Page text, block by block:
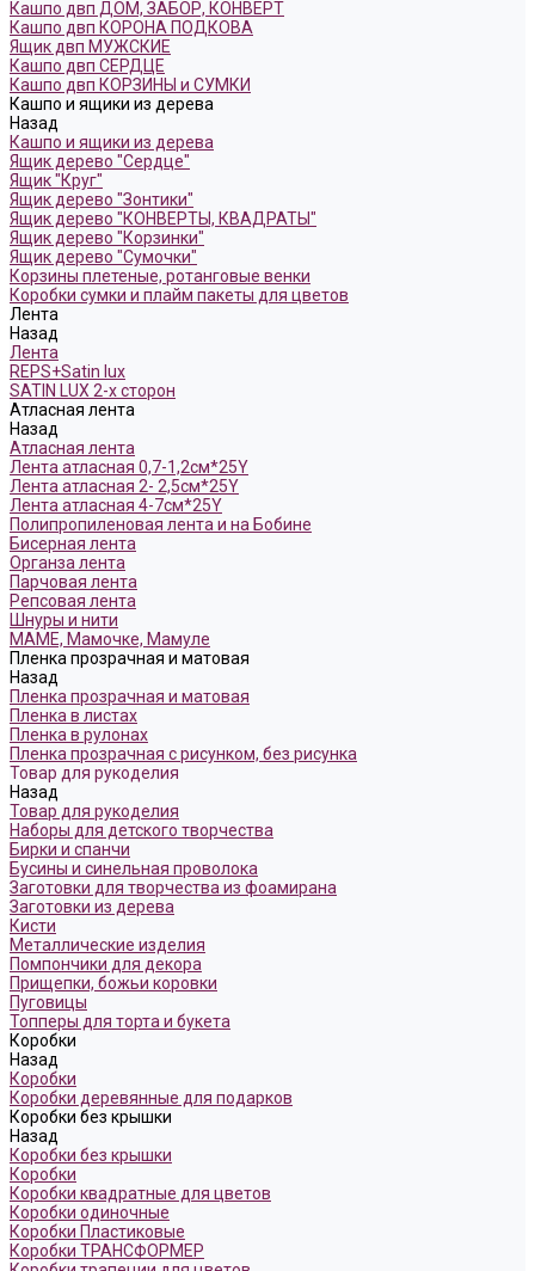
Кашпо двп ДОМ, ЗАБОР, КОНВЕРТ
Кашпо двп КОРОНА ПОДКОВА
Ящик двп МУЖСКИЕ
Кашпо двп СЕРДЦЕ
Кашпо двп КОРЗИНЫ и СУМКИ
Кашпо и ящики из дерева
Назад
Кашпо и ящики из дерева
Ящик дерево "Сердце"
Ящик "Круг"
Ящик дерево "Зонтики"
Ящик дерево "КОНВЕРТЫ, КВАДРАТЫ"
Ящик дерево "Корзинки"
Ящик дерево "Сумочки"
Корзины плетеные, ротанговые венки
Коробки сумки и плайм пакеты для цветов
Лента
Назад
Лента
REPS+Satin lux
SATIN LUX 2-х сторон
Атласная лента
Назад
Атласная лента
Лента атласная 0,7-1,2см*25Y
Лента атласная 2- 2,5см*25Y
Лента атласная 4-7см*25Y
Полипропиленовая лента и на Бобине
Бисерная лента
Органза лента
Парчовая лента
Репсовая лента
Шнуры и нити
МАМЕ, Мамочке, Мамуле
Пленка прозрачная и матовая
Назад
Пленка прозрачная и матовая
Пленка в листах
Пленка в рулонах
Пленка прозрачная с рисунком, без рисунка
Товар для рукоделия
Назад
Товар для рукоделия
Наборы для детского творчества
Бирки и спанчи
Бусины и синельная проволока
Заготовки для творчества из фоамирана
Заготовки из дерева
Кисти
Металлические изделия
Помпончики для декора
Прищепки, божьи коровки
Пуговицы
Топперы для торта и букета
Коробки
Назад
Коробки
Коробки деревянные для подарков
Коробки без крышки
Назад
Коробки без крышки
Коробки
Коробки квадратные для цветов
Коробки одиночные
Коробки Пластиковые
Коробки ТРАНСФОРМЕР